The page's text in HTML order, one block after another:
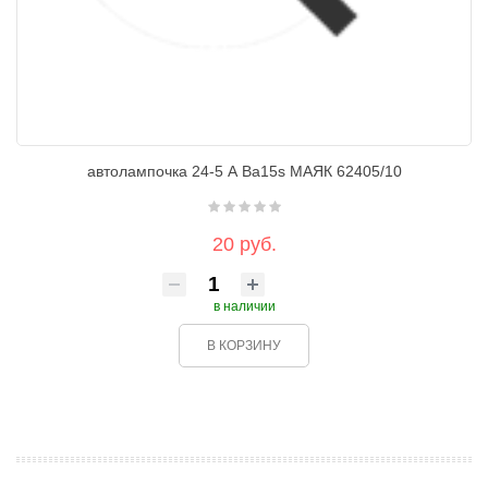
автолампочка 24-5 А Ba15s МАЯК 62405/10
20 руб.
в наличии
В КОРЗИНУ